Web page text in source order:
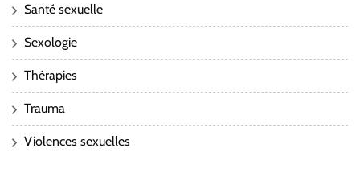
Santé sexuelle
Sexologie
Thérapies
Trauma
Violences sexuelles